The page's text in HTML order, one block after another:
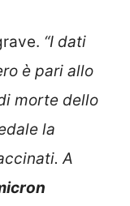
“I dati
è pari allo
morte dello
la
A